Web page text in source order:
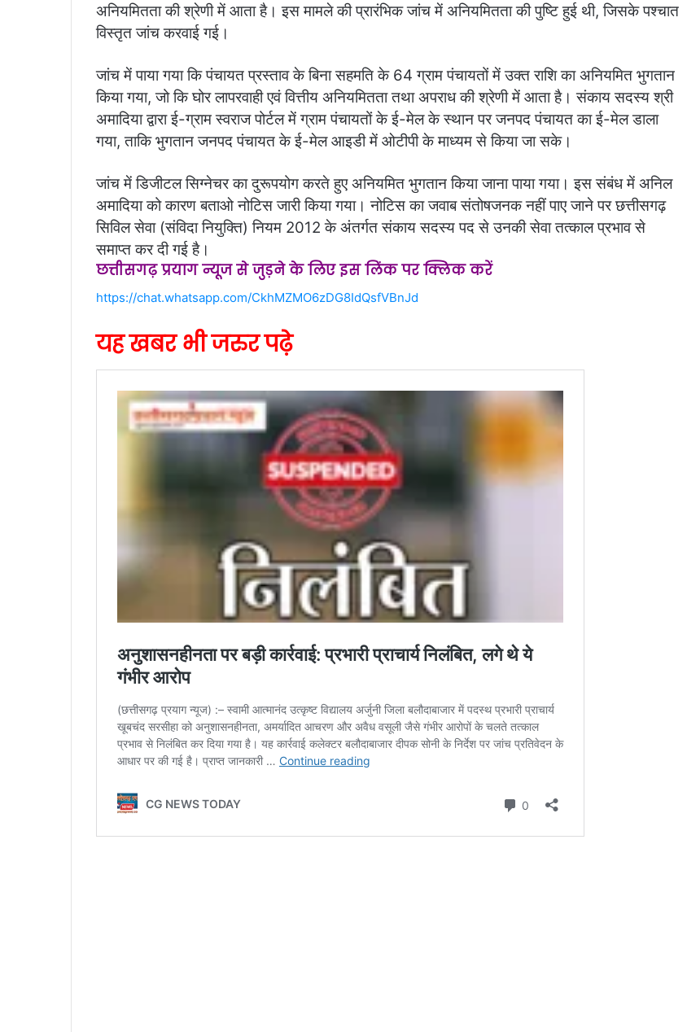
अनियमितता की श्रेणी में आता है। इस मामले की प्रारंभिक जांच में अनियमितता की पुष्टि हुई थी, जिसके पश्चात
विस्तृत जांच करवाई गई।
जांच में पाया गया कि पंचायत प्रस्ताव के बिना सहमति के 64 ग्राम पंचायतों में उक्त राशि का अनियमित भुगतान
किया गया, जो कि घोर लापरवाही एवं वित्तीय अनियमितता तथा अपराध की श्रेणी में आता है। संकाय सदस्य श्री
अमादिया द्वारा ई-ग्राम स्वराज पोर्टल में ग्राम पंचायतों के ई-मेल के स्थान पर जनपद पंचायत का ई-मेल डाला
गया, ताकि भुगतान जनपद पंचायत के ई-मेल आइडी में ओटीपी के माध्यम से किया जा सके।
जांच में डिजीटल सिग्नेचर का दुरूपयोग करते हुए अनियमित भुगतान किया जाना पाया गया। इस संबंध में अनिल
अमादिया को कारण बताओ नोटिस जारी किया गया। नोटिस का जवाब संतोषजनक नहीं पाए जाने पर छत्तीसगढ़
सिविल सेवा (संविदा नियुक्ति) नियम 2012 के अंतर्गत संकाय सदस्य पद से उनकी सेवा तत्काल प्रभाव से
समाप्त कर दी गई है।
छत्तीसगढ़ प्रयाग न्यूज से जुड़ने के लिए इस लिंक पर क्लिक करें
https://chat.whatsapp.com/CkhMZMO6zDG8IdQsfVBnJd
यह खबर भी जरुर पढ़े